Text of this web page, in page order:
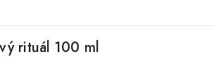
rituál 100 ml